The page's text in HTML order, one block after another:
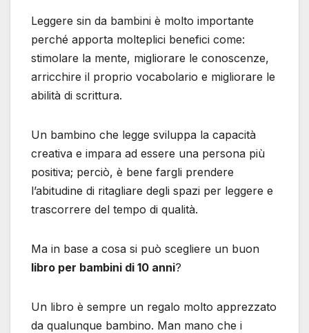
Leggere sin da bambini è molto importante
perché apporta molteplici benefici come:
stimolare la mente, migliorare le conoscenze,
arricchire il proprio vocabolario e migliorare le
abilità di scrittura.
Un bambino che legge sviluppa la capacità
creativa e impara ad essere una persona più
positiva; perciò, è bene fargli prendere
l’abitudine di ritagliare degli spazi per leggere e
trascorrere del tempo di qualità.
Ma in base a cosa si può scegliere un buon
libro per bambini di 10 anni?
Un libro è sempre un regalo molto apprezzato
da qualunque bambino. Man mano che i